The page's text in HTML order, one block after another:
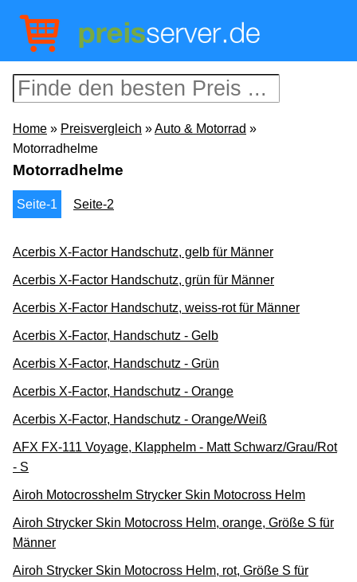
Home » Preisvergleich »Auto & Motorrad »
Motorradhelme
Motorradhelme
Seite-1 Seite-2
Acerbis X-Factor Handschutz, gelb für Männer
Acerbis X-Factor Handschutz, grün für Männer
Acerbis X-Factor Handschutz, weiss-rot für Männer
Acerbis X-Factor, Handschutz - Gelb
Acerbis X-Factor, Handschutz - Grün
Acerbis X-Factor, Handschutz - Orange
Acerbis X-Factor, Handschutz - Orange/Weiß
AFX FX-111 Voyage, Klapphelm - Matt Schwarz/Grau/Rot
- S
Airoh Motocrosshelm Strycker Skin Motocross Helm
Airoh Strycker Skin Motocross Helm, orange, Größe S für
Männer
Airoh Strycker Skin Motocross Helm, rot, Größe S für